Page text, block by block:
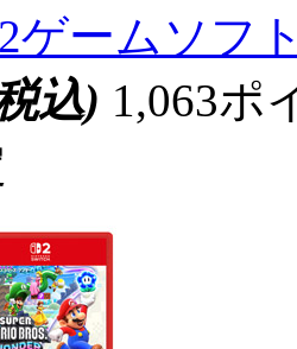
ゲームソフ
込) 1,063ポ